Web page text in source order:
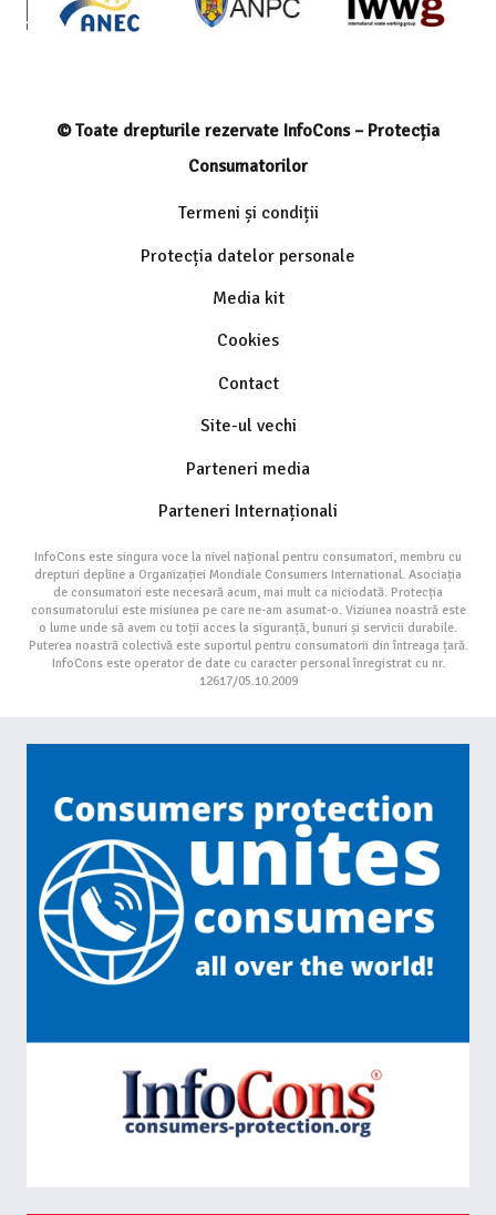
© Toate drepturile rezervate InfoCons – Protecția
Consumatorilor
Termeni și condiții
Protecția datelor personale
Media kit
Cookies
Contact
Site-ul vechi
Parteneri media
Parteneri Internaționali
InfoCons este singura voce la nivel național pentru consumatori, membru cu
drepturi depline a Organizației Mondiale Consumers International. Asociația
de consumatori este necesară acum, mai mult ca niciodată. Protecția
consumatorului este misiunea pe care ne-am asumat-o. Viziunea noastră este
o lume unde să avem cu toții acces la siguranță, bunuri și servicii durabile.
Puterea noastră colectivă este suportul pentru consumatorii din întreaga țară.
InfoCons este operator de date cu caracter personal înregistrat cu nr.
12617/05.10.2009